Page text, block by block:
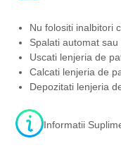
Nu folositi inalbitori
Spalati automat
Uscati lenjeria de
Calcati lenjeria de
Depozitati lenjeria
Informatii